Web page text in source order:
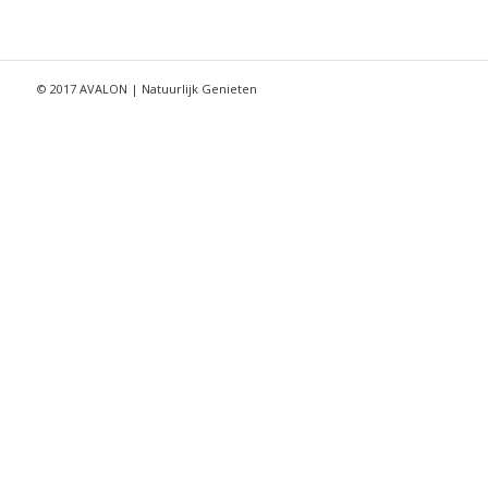
© 2017 AVALON | Natuurlijk Genieten